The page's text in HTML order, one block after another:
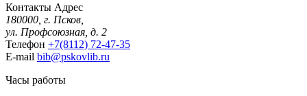
Контакты Адрес
180000, г. Псков,
ул. Профсоюзная, д. 2
Телефон +7(8112) 72-47-35
E-mail bib@pskovlib.ru
Часы работы